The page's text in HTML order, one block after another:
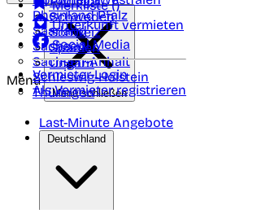
Rheinland Pfalz
Saarland
Sachsen
Sachsen-Anhalt
Schleswig-Holstein
Thüringen
Schweden
Schweiz
Spanien
Ungarn
Merkliste ()
Unterkunft vermieten
Social Media
Vermieter-Login
Als Vermieter registrieren
Menü
Menü schließen
Last-Minute Angebote
Deutschland